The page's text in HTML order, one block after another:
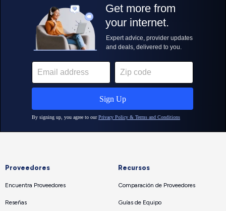
Proveedores
Encuentra Proveedores
Reseñas
Recursos
Comparación de Proveedores
Guías de Equipo